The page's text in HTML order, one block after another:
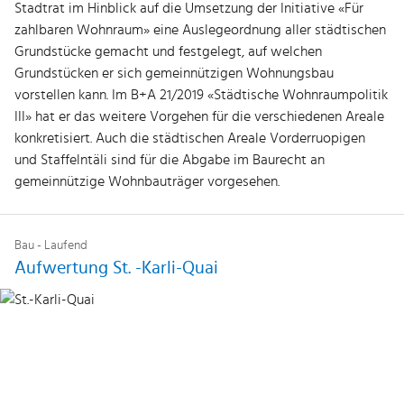
Stadtrat im Hinblick auf die Umsetzung der Initiative «Für
zahlbaren Wohnraum» eine Auslegeordnung aller städtischen
Grundstücke gemacht und festgelegt, auf welchen
Grundstücken er sich gemeinnützigen Wohnungsbau
vorstellen kann. Im B+A 21/2019 «Städtische Wohnraumpolitik
III» hat er das weitere Vorgehen für die verschiedenen Areale
konkretisiert. Auch die städtischen Areale Vorderruopigen
und Staffelntäli sind für die Abgabe im Baurecht an
gemeinnützige Wohnbauträger vorgesehen.
Bau - Laufend
Aufwertung St. -Karli-Quai